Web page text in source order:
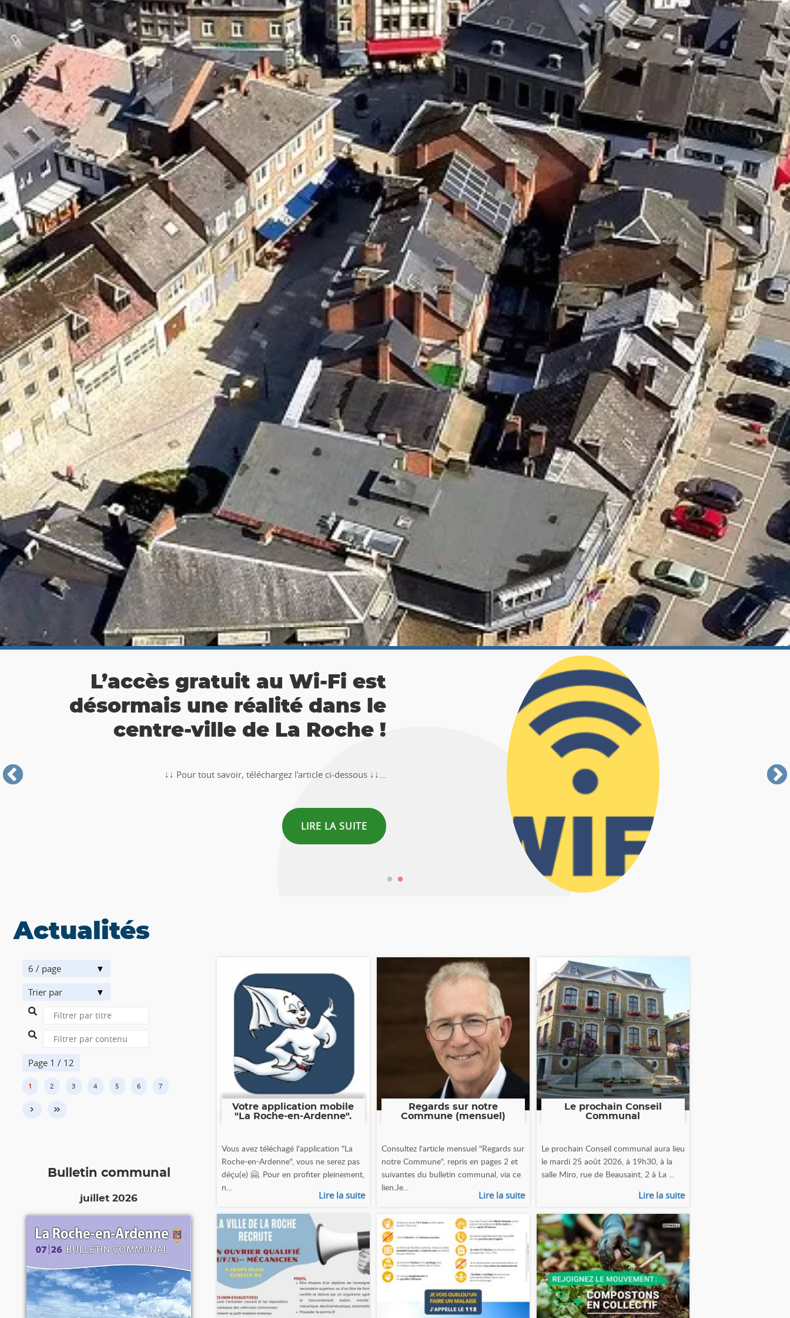
👉 Balade Totemus à La Roche :
Partez à la chasse au trésor 🚶‍♀🚶‍♂
Actualités
6 / page
Trier par
Page 1 / 12
1 2 3 4 5 6 7
› »
Bulletin communal
juillet 2026
Votre application mobile
"La Roche-en-Ardenne".
Vous avez téléchagé l'application "La
Roche-en-Ardenne", vous ne serez pas
déçu(e) 🤗. Pour en profiter pleinement,
n...
Lire la suite
Regards sur notre
Commune (mensuel)
Consultez l'article mensuel "Regards sur
notre Commune", repris en pages 2 et
suivantes du bulletin communal, via ce
lien.Je...
Lire la suite
Le prochain Conseil
Communal
Le prochain Conseil communal aura lieu
le mardi 25 août 2026, à 19h30, à la
salle Miro, rue de Beausaint, 2 à La ...
Lire la suite